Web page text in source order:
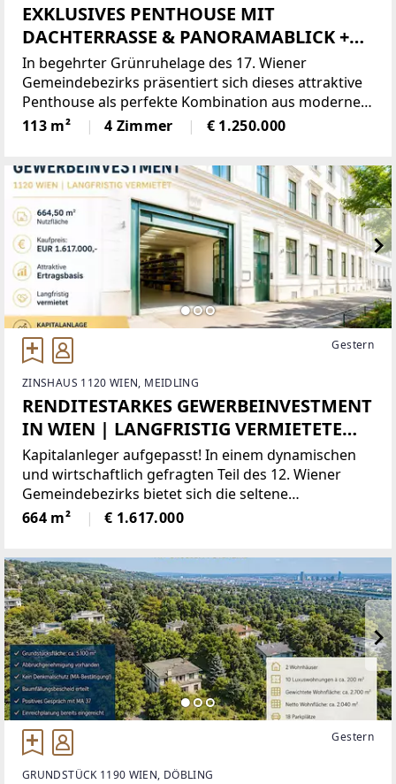
EXKLUSIVES PENTHOUSE MIT
DACHTERRASSE & PANORAMABLICK +
ERSTBEZUG IN HERNALS Wohnen über
den Dächern Wiens
In begehrter Grünruhelage des 17. Wiener
Gemeindebezirks präsentiert sich dieses attraktive
Penthouse als perfekte Kombination aus modernem
Wohnkomfort, großzügigen Freiflächen und
urbaner Lebensqualität.Die hochwertig ausgeführte
113 m² 4 Zimmer € 1.250.000
Gestern
ZINSHAUS 1120 WIEN, MEIDLING
RENDITESTARKES GEWERBEINVESTMENT
IN WIEN | LANGFRISTIG VERMIETETE
NUTZFLÄCHEN MIT SOLIDER
ERTRAGSBASIS
Kapitalanleger aufgepasst! In einem dynamischen
und wirtschaftlich gefragten Teil des 12. Wiener
Gemeindebezirks bietet sich die seltene
Gelegenheit, eine bereits vermietete
Gewerbeimmobilie mit attraktiver
664 m² € 1.617.000
Gestern
GRUNDSTÜCK 1190 WIEN, DÖBLING